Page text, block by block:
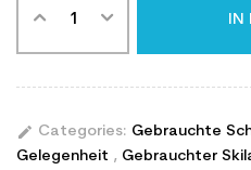
edit Categories: Gebrauchte
Gelegenheit , Gebrauchter